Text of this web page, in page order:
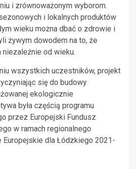
i zrównoważonym wyborom.
i lokalnych produktów
wieku można dbać o zdrowie i
żywym dowodem na to, że
od wieku.
wszystkich uczestników, projekt
się do budowy
ekologicznie
była częścią programu
przez Europejski Fundusz
w ramach regionalnego
Europejskie dla Łódzkiego 2021-